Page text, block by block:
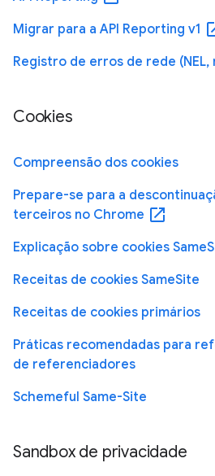
Migrar para a API Reporting v1
Registro de erros de rede (NEL,
Cookies
Compreensão dos cookies
Prepare-se para a
terceiros no Chrome open_in_new
Explicação sobre cookies
Receitas de cookies SameSite
Receitas de cookies primários
Práticas recomendadas para
de referenciadores
Schemeful Same-Site
Sandbox de privacidade